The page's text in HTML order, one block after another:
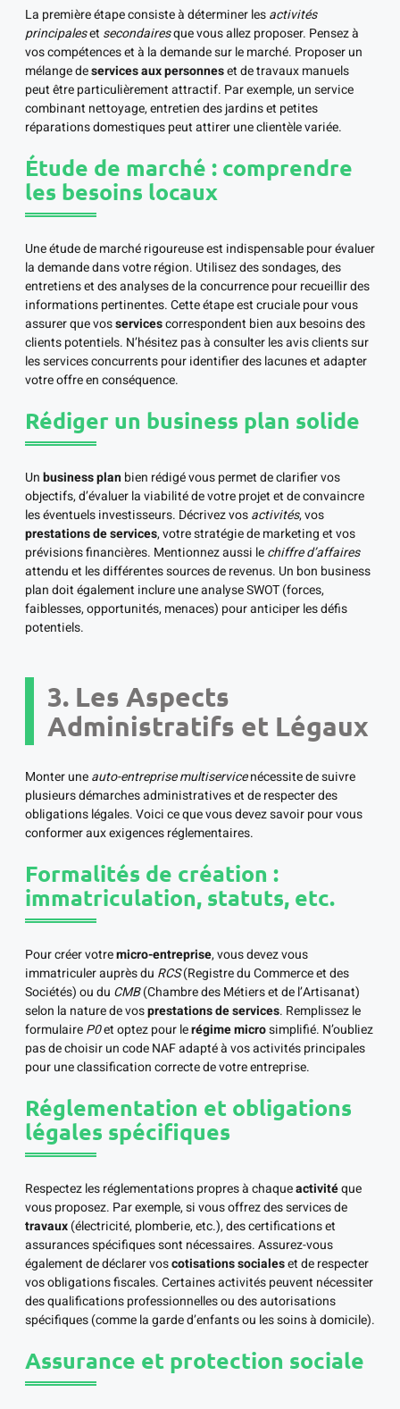
La première étape consiste à déterminer lesactivités
principaleset secondairesque vous allez proposer. Pensez à
vos compétences et à la demande sur le marché. Proposer un
mélange deservices aux personneset de travaux manuels
peut être particulièrement attractif. Par exemple, un service
combinant nettoyage, entretien des jardins et petites
réparations domestiques peut attirer une clientèle variée.
Étude de marché : comprendre
les besoins locaux
Une étude de marché rigoureuse est indispensable pour évaluer
la demande dans votre région. Utilisez des sondages, des
entretiens et des analyses de la concurrence pour recueillir des
informations pertinentes. Cette étape est cruciale pour vous
assurer que vosservicescorrespondent bien aux besoins des
clients potentiels. N’hésitez pas à consulter les avis clients sur
les services concurrents pour identifier des lacunes et adapter
votre offre en conséquence.
Rédiger un business plan solide
Unbusiness planbien rédigé vous permet de clarifier vos
objectifs, d’évaluer la viabilité de votre projet et de convaincre
les éventuels investisseurs. Décrivez vosactivités, vos
prestations de services, votre stratégie de marketing et vos
prévisions financières. Mentionnez aussi lechiffre d’affaires
attendu et les différentes sources de revenus. Un bon business
plan doit également inclure une analyse SWOT (forces,
faiblesses, opportunités, menaces) pour anticiper les défis
potentiels.
3. Les Aspects
Administratifs et Légaux
Monter uneauto-entreprise multiservicenécessite de suivre
plusieurs démarches administratives et de respecter des
obligations légales. Voici ce que vous devez savoir pour vous
conformer aux exigences réglementaires.
Formalités de création :
immatriculation, statuts, etc.
Pour créer votremicro-entreprise, vous devez vous
immatriculer auprès du RCS(Registre du Commerce et des
Sociétés) ou du CMB(Chambre des Métiers et de l’Artisanat)
selon la nature de vosprestations de services. Remplissez le
formulaireP0et optez pour lerégime microsimplifié. N’oubliez
pas de choisir un code NAF adapté à vos activités principales
pour une classification correcte de votre entreprise.
Réglementation et obligations
légales spécifiques
Respectez les réglementations propres à chaqueactivitéque
vous proposez. Par exemple, si vous offrez des services de
travaux(électricité, plomberie, etc.), des certifications et
assurances spécifiques sont nécessaires. Assurez-vous
également de déclarer voscotisations socialeset de respecter
vos obligations fiscales. Certaines activités peuvent nécessiter
des qualifications professionnelles ou des autorisations
spécifiques (comme la garde d’enfants ou les soins à domicile).
Assurance et protection sociale